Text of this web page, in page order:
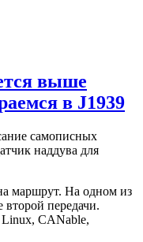
выше
в J1939
самописных
наддува для
маршрут. На одном из
передачи.
Linux, CANable,